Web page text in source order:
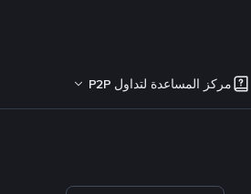
مركز المساعدة لتداول P2P